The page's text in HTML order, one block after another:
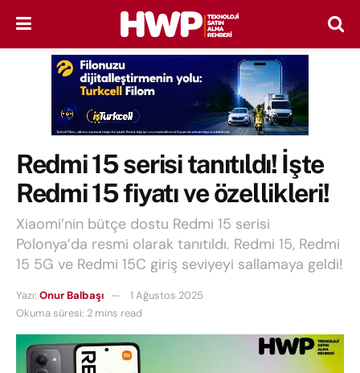
Redmi 15 serisi tanıtıldı! İşte
Redmi 15 fiyatı ve özellikleri!
Xiaomi’nin bütçe dostu Redmi 15 serisi
Polonya’da resmi olarak tanıtıldı. Redmi 15, Redmi
15 5G ve Redmi 15C giriş seviyeyi sallamaya geldi!
Yazı: Onur Balbaşı
1 Ağustos 2025
Okuma süresi: 2 mins read